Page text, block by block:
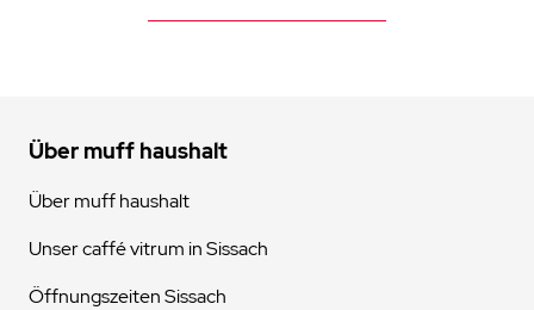
Über muff haushalt
Über muff haushalt
Unser caffé vitrum in Sissach
Öffnungszeiten Sissach